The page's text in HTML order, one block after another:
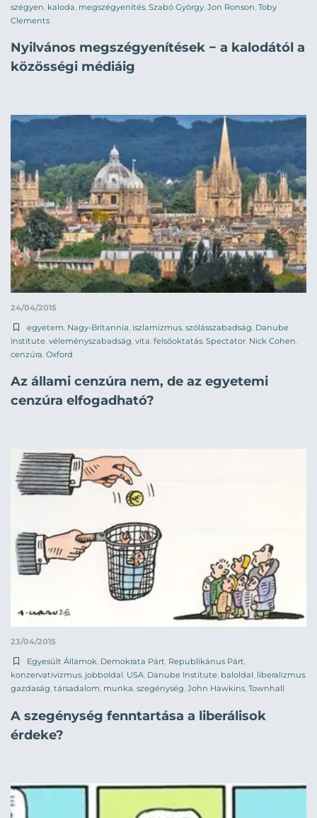
szégyen, kaloda, megszégyenítés, Szabó György, Jon Ronson, Toby
Clements
Nyilvános megszégyenítések − a kalodától a
közösségi médiáig
24/04/2015
egyetem, Nagy-Britannia, iszlamizmus, szólásszabadság, Danube
Institute, véleményszabadság, vita, felsőoktatás, Spectator, Nick Cohen,
cenzúra, Oxford
Az állami cenzúra nem, de az egyetemi
cenzúra elfogadható?
23/04/2015
Egyesült Államok, Demokrata Párt, Republikánus Párt,
konzervativizmus, jobboldal, USA, Danube Institute, baloldal, liberalizmus,
gazdaság, társadalom, munka, szegénység, John Hawkins, Townhall
A szegénység fenntartása a liberálisok
érdeke?